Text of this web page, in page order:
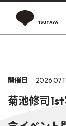
開催日
菊池修司